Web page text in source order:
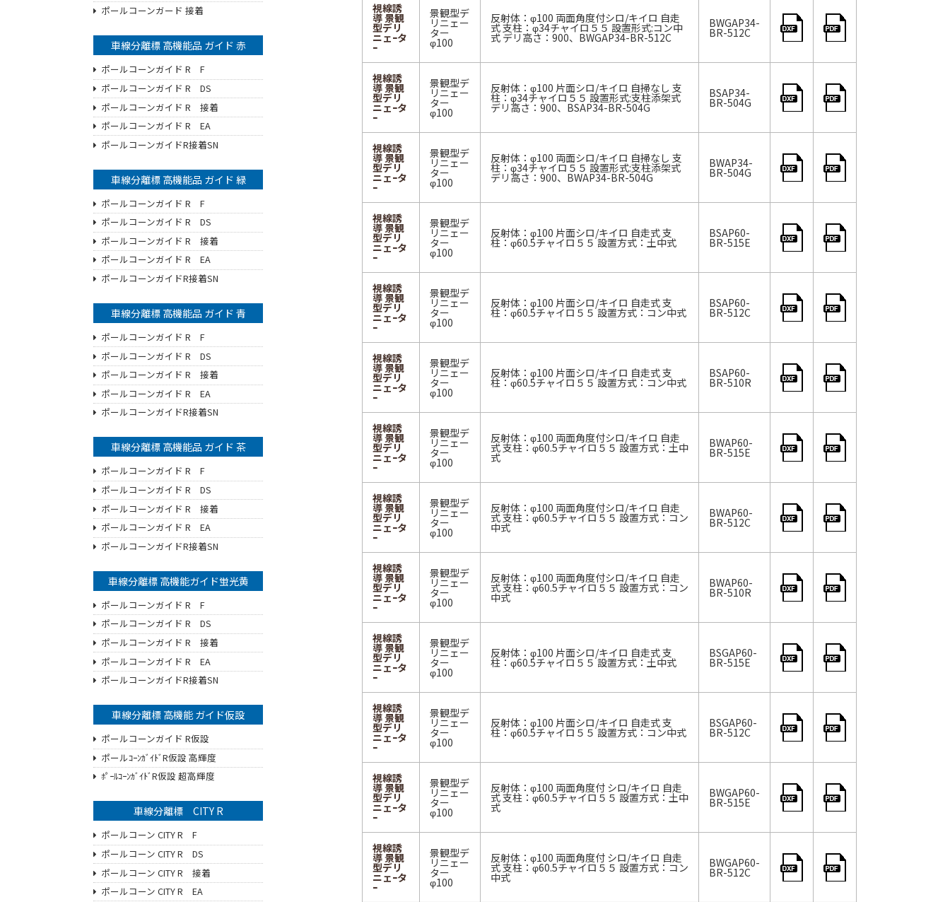
視線誘
導 景観
型デリ
ニェｰタ
ｰ
景観型デ
リニェー
ター
φ100
反射体：φ100 両面角度付シロ/キイロ 自走
式 支柱：φ34チャイロ５５ 設置形式:コン中
式 デリ高さ：900、BWGAP34-BR-512C
BWGAP34-
BR-512C
視線誘
導 景観
型デリ
ニェｰタ
ｰ
景観型デ
リニェー
ター
φ100
反射体：φ100 片面シロ/キイロ 自掃なし 支
柱：φ34チャイロ５５ 設置形式:支柱添架式
デリ高さ：900、BSAP34-BR-504G
BSAP34-
BR-504G
視線誘
導 景観
型デリ
ニェｰタ
ｰ
景観型デ
リニェー
ター
φ100
反射体：φ100 両面シロ/キイロ 自掃なし 支
柱：φ34チャイロ５５ 設置形式:支柱添架式
デリ高さ：900、BWAP34-BR-504G
BWAP34-
BR-504G
視線誘
導 景観
型デリ
ニェｰタ
ｰ
景観型デ
リニェー
ター
φ100
反射体：φ100 片面シロ/キイロ 自走式 支
柱：φ60.5チャイロ５５ 設置方式：土中式
BSAP60-
BR-515E
視線誘
導 景観
型デリ
ニェｰタ
ｰ
景観型デ
リニェー
ター
φ100
反射体：φ100 片面シロ/キイロ 自走式 支
柱：φ60.5チャイロ５５ 設置方式：コン中式
BSAP60-
BR-512C
視線誘
導 景観
型デリ
ニェｰタ
ｰ
景観型デ
リニェー
ター
φ100
反射体：φ100 片面シロ/キイロ 自走式 支
柱：φ60.5チャイロ５５ 設置方式：コン中式
BSAP60-
BR-510R
視線誘
導 景観
型デリ
ニェｰタ
ｰ
景観型デ
リニェー
ター
φ100
反射体：φ100 両面角度付シロ/キイロ 自走
式 支柱：φ60.5チャイロ５５ 設置方式：土中
式
BWAP60-
BR-515E
視線誘
導 景観
型デリ
ニェｰタ
ｰ
景観型デ
リニェー
ター
φ100
反射体：φ100 両面角度付シロ/キイロ 自走
式 支柱：φ60.5チャイロ５５ 設置方式：コン
中式
BWAP60-
BR-512C
視線誘
導 景観
型デリ
ニェｰタ
ｰ
景観型デ
リニェー
ター
φ100
反射体：φ100 両面角度付シロ/キイロ 自走
式 支柱：φ60.5チャイロ５５ 設置方式：コン
中式
BWAP60-
BR-510R
視線誘
導 景観
型デリ
ニェｰタ
ｰ
景観型デ
リニェー
ター
φ100
反射体：φ100 片面シロ/キイロ 自走式 支
柱：φ60.5チャイロ５５ 設置方式：土中式
BSGAP60-
BR-515E
視線誘
導 景観
型デリ
ニェｰタ
ｰ
景観型デ
リニェー
ター
φ100
反射体：φ100 片面シロ/キイロ 自走式 支
柱：φ60.5チャイロ５５ 設置方式：コン中式
BSGAP60-
BR-512C
視線誘
導 景観
型デリ
ニェｰタ
ｰ
景観型デ
リニェー
ター
φ100
反射体：φ100 両面角度付 シロ/キイロ 自走
式 支柱：φ60.5チャイロ５５ 設置方式：土中
式
BWGAP60-
BR-515E
視線誘
導 景観
型デリ
ニェｰタ
ｰ
景観型デ
リニェー
ター
φ100
反射体：φ100 両面角度付 シロ/キイロ 自走
式 支柱：φ60.5チャイロ５５ 設置方式：コン
中式
BWGAP60-
BR-512C
ポールコーンガード 接着
車線分離標 高機能品 ガイド 赤
ポールコーンガイド R F
ポールコーンガイド R DS
ポールコーンガイド R 接着
ポールコーンガイド R EA
ポールコーンガイドR接着SN
車線分離標 高機能品 ガイド 緑
ポールコーンガイド R F
ポールコーンガイド R DS
ポールコーンガイド R 接着
ポールコーンガイド R EA
ポールコーンガイドR接着SN
車線分離標 高機能品 ガイド 青
ポールコーンガイド R F
ポールコーンガイド R DS
ポールコーンガイド R 接着
ポールコーンガイド R EA
ポールコーンガイドR接着SN
車線分離標 高機能品 ガイド 茶
ポールコーンガイド R F
ポールコーンガイド R DS
ポールコーンガイド R 接着
ポールコーンガイド R EA
ポールコーンガイドR接着SN
車線分離標 高機能ガイド蛍光黄
ポールコーンガイド R F
ポールコーンガイド R DS
ポールコーンガイド R 接着
ポールコーンガイド R EA
ポールコーンガイドR接着SN
車線分離標 高機能 ガイド仮設
ポールコーンガイド R仮設
ポールｺｰﾝｶﾞｲﾄﾞR仮設 高輝度
ﾎﾟｰﾙｺｰﾝｶﾞｲﾄﾞR仮設 超高輝度
車線分離標 CITY R
ポールコーン CITY R F
ポールコーン CITY R DS
ポールコーン CITY R 接着
ポールコーン CITY R EA